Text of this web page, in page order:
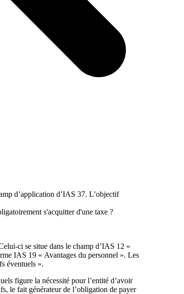
d’application d’IAS 37. L’objectif
s'acquitter d'une taxe ?
ci se situe dans le champ d’IAS 12 «
IAS 19 « Avantages du personnel ». Les
éventuels ».
figure la nécessité pour l’entité d’avoir
le fait générateur de l’obligation de payer